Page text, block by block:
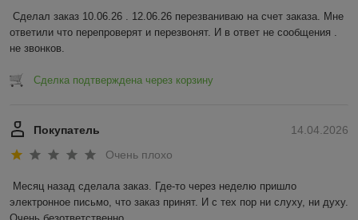
Сделал заказ 10.06.26 . 12.06.26 перезваниваю на счет заказа. Мне
ответили что перепроверят и перезвонят. И в ответ не сообщения .
не звонков.
Сделка подтверждена через корзину
14.04.2026
Покупатель
Очень плохо
Месяц назад сделала заказ. Где-то через неделю пришло
электронное письмо, что заказ принят. И с тех пор ни слуху, ни духу.